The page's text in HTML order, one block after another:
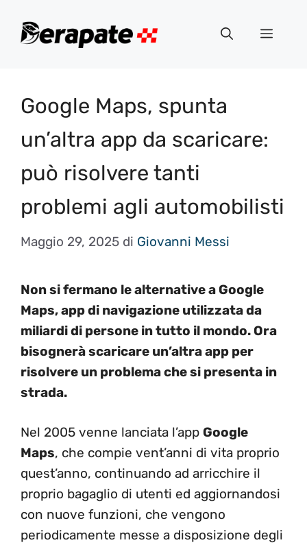
Menu
Google Maps, spunta
un’altra app da scaricare:
può risolvere tanti
problemi agli automobilisti
Maggio 29, 2025 di Giovanni Messi
Non si fermano le alternative a Google
Maps, app di navigazione utilizzata da
miliardi di persone in tutto il mondo. Ora
bisognerà scaricare un’altra app per
risolvere un problema che si presenta in
strada.
Nel 2005 venne lanciata l’app Google
Maps, che compie vent’anni di vita proprio
quest’anno, continuando ad arricchire il
proprio bagaglio di utenti ed aggiornandosi
con nuove funzioni, che vengono
periodicamente messe a disposizione degli